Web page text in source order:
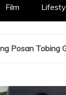
Film
Posan Tobing